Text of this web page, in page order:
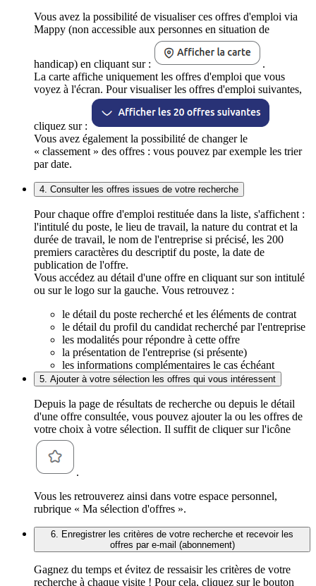
Vous avez la possibilité de visualiser ces offres d'emploi via
Mappy (non accessible aux personnes en situation de
handicap) en cliquant sur :
.
La carte affiche uniquement les offres d'emploi que vous
voyez à l'écran. Pour visualiser les offres d'emploi suivantes,
cliquez sur :
Vous avez également la possibilité de changer le
« classement » des offres : vous pouvez par exemple les trier
par date.
4. Consulter les offres issues de votre recherche
Pour chaque offre d'emploi restituée dans la liste, s'affichent :
l'intitulé du poste, le lieu de travail, la nature du contrat et la
durée de travail, le nom de l'entreprise si précisé, les 200
premiers caractères du descriptif du poste, la date de
publication de l'offre.
Vous accédez au détail d'une offre en cliquant sur son intitulé
ou sur le logo sur la gauche. Vous retrouvez :
le détail du poste recherché et les éléments de contrat
le détail du profil du candidat recherché par l'entreprise
les modalités pour répondre à cette offre
la présentation de l'entreprise (si présente)
les informations complémentaires le cas échéant
5. Ajouter à votre sélection les offres qui vous intéressent
Depuis la page de résultats de recherche ou depuis le détail
d'une offre consultée, vous pouvez ajouter la ou les offres de
votre choix à votre sélection. Il suffit de cliquer sur l'icône
.
Vous les retrouverez ainsi dans votre espace personnel,
rubrique « Ma sélection d'offres ».
6. Enregistrer les critères de votre recherche et recevoir les
offres par e-mail (abonnement)
Gagnez du temps et évitez de ressaisir les critères de votre
recherche à chaque visite ! Pour cela, cliquez sur le bouton